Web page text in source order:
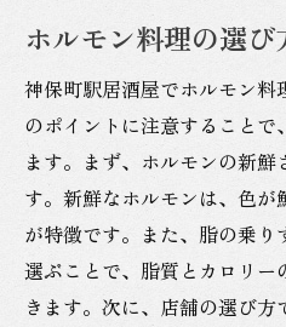
ホルモン料理の選び
神保町駅居酒屋でホルモン
のポイントに注意することで
ます。まず、ホルモンの新
す。新鮮なホルモンは、色が
が特徴です。また、脂の乗
選ぶことで、脂質とカロリ
きます。次に、店舗の選び